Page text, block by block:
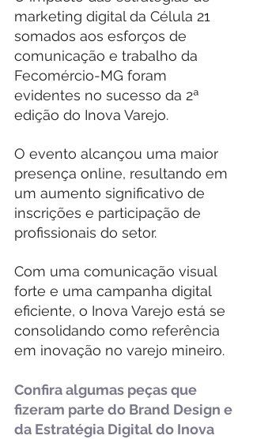
marketing digital da Célula 21
somados aos esforços de
comunicação e trabalho da
Fecomércio-MG foram
evidentes no sucesso da 2ª
edição do Inova Varejo.
O evento alcançou uma maior
presença online, resultando em
um aumento significativo de
inscrições e participação de
profissionais do setor.
Com uma comunicação visual
forte e uma campanha digital
eficiente, o Inova Varejo está se
consolidando como referência
em inovação no varejo mineiro.
Confira algumas peças que
fizeram parte do Brand Design e
da Estratégia Digital do Inova